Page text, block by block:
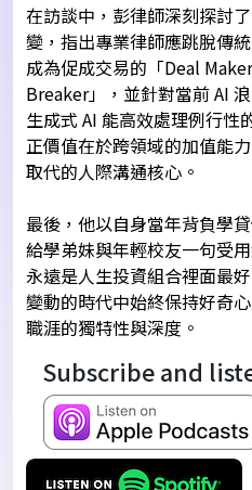
在訪談中，彭律師深刻探討
變，指出專業律師應跳脫傳
成為促成交易的「Deal
Breaker」，並針對當前 AI
生成式 AI 能高效處理例行性
正價值在於跨領域的加值能
取代的人際溝通核心。
最後，他以自身當年背負學
給學弟妹與年輕校友一句受
永遠是人生投資組合裡面最
變動的時代中始終保持好奇
職涯的獨特性與深度。
Subscribe and